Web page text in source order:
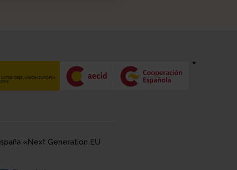
«Next Generation EU